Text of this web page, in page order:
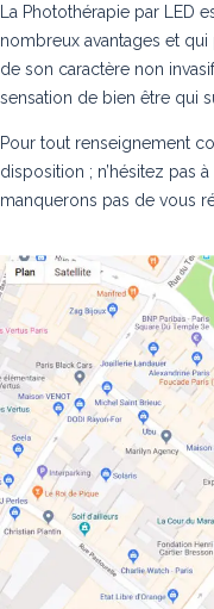
La Photothérapie par LED
nombreux avantages et
de son caractère non
sensation de bien être qui
Pour tout renseignement
disposition ; n’hésitez pas
manquerons pas de vous